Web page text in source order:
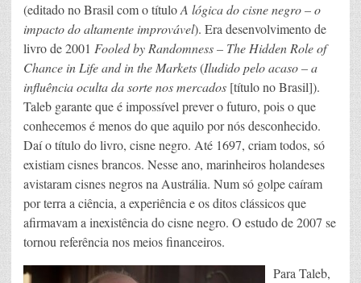
(editado no Brasil com o títuloA lógica do cisne negro – o
impacto do altamente improvável). Era desenvolvimento de
livro de 2001 Fooled by Randomness– The Hidden Role of
Chance in Life and in the Markets(Iludido pelo acaso – a
influência oculta da sorte nos mercados [título no Brasil]).
Taleb garante que é impossível prever o futuro, pois o que
conhecemos é menos do que aquilo por nós desconhecido.
Daí o título do livro, cisne negro. Até 1697, criam todos, só
existiam cisnes brancos. Nesse ano, marinheiros holandeses
avistaram cisnes negros na Austrália. Num só golpe caíram
por terra a ciência, a experiência e os ditos clássicos que
afirmavam a inexistência do cisne negro. O estudo de 2007 se
tornou referência nos meios financeiros.
Para Taleb,